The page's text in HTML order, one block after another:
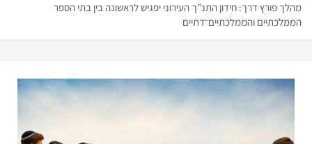
מהלך פורץ דרך: חידון התנ”ך העירוני יפגיש לראשונה בין בתי הספר
הממלכתיים והממלכתיים־דתיים